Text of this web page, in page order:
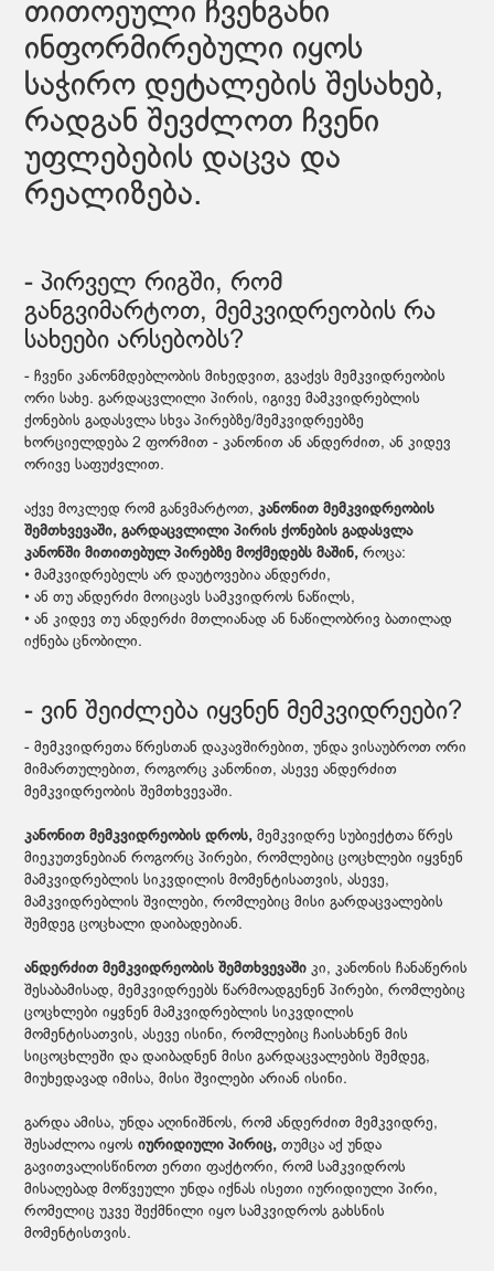
თითოეული ჩვენგანი
ინფორმირებული იყოს
საჭირო დეტალების შესახებ,
რადგან შევძლოთ ჩვენი
უფლებების დაცვა და
რეალიზება.
- პირველ რიგში, რომ
განგვიმარტოთ, მემკვიდრეობის რა
სახეები არსებობს?
- ჩვენი კანონმდებლობის მიხედვით, გვაქვს მემკვიდრეობის
ორი სახე. გარდაცვლილი პირის, იგივე მამკვიდრებლის
ქონების გადასვლა სხვა პირებზე/მემკვიდრეებზე
ხორციელდება 2 ფორმით - კანონით ან ანდერძით, ან კიდევ
ორივე საფუძვლით.
აქვე მოკლედ რომ განვმარტოთ,კანონით მემკვიდრეობის
შემთხვევაში, გარდაცვლილი პირის ქონების გადასვლა
კანონში მითითებულ პირებზე მოქმედებს მაშინ, როცა:
• მამკვიდრებელს არ დაუტოვებია ანდერძი,
• ან თუ ანდერძი მოიცავს სამკვიდროს ნაწილს,
• ან კიდევ თუ ანდერძი მთლიანად ან ნაწილობრივ ბათილად
იქნება ცნობილი.
- ვინ შეიძლება იყვნენ მემკვიდრეები?
- მემკვიდრეთა წრესთან დაკავშირებით, უნდა ვისაუბროთ ორი
მიმართულებით, როგორც კანონით, ასევე ანდერძით
მემკვიდრეობის შემთხვევაში.
კანონით მემკვიდრეობის დროს,მემკვიდრე სუბიექტთა წრეს
მიეკუთვნებიან როგორც პირები, რომლებიც ცოცხლები იყვნენ
მამკვიდრებლის სიკვდილის მომენტისათვის, ასევე,
მამკვიდრებლის შვილები, რომლებიც მისი გარდაცვალების
შემდეგ ცოცხალი დაიბადებიან.
ანდერძით მემკვიდრეობის შემთხვევაში კი, კანონის ჩანაწერის
შესაბამისად, მემკვიდრეებს წარმოადგენენ პირები, რომლებიც
ცოცხლები იყვნენ მამკვიდრებლის სიკვდილის
მომენტისათვის, ასევე ისინი, რომლებიც ჩაისახნენ მის
სიცოცხლეში და დაიბადნენ მისი გარდაცვალების შემდეგ,
მიუხედავად იმისა, მისი შვილები არიან ისინი.
გარდა ამისა, უნდა აღინიშნოს, რომ ანდერძით მემკვიდრე,
შესაძლოა იყოსიურიდიული პირიც, თუმცა აქ უნდა
გავითვალისწინოთ ერთი ფაქტორი, რომ სამკვიდროს
მისაღებად მოწვეული უნდა იქნას ისეთი იურიდიული პირი,
რომელიც უკვე შექმნილი იყო სამკვიდროს გახსნის
მომენტისთვის.